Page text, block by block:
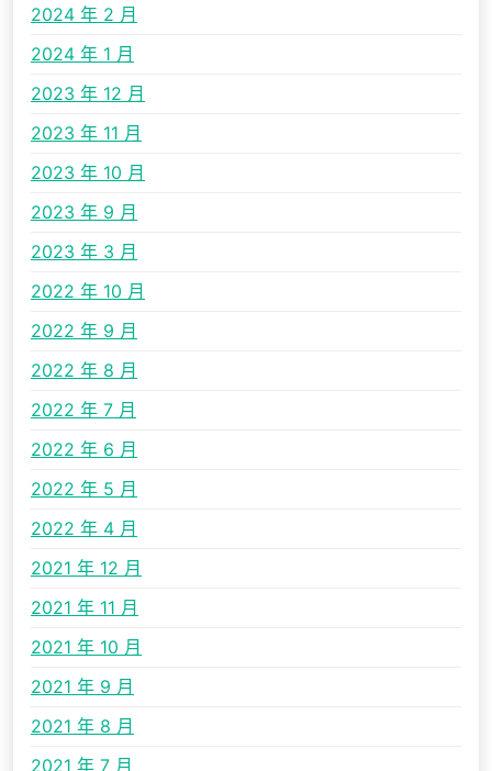
2024 年 2 月
2024 年 1 月
2023 年 12 月
2023 年 11 月
2023 年 10 月
2023 年 9 月
2023 年 3 月
2022 年 10 月
2022 年 9 月
2022 年 8 月
2022 年 7 月
2022 年 6 月
2022 年 5 月
2022 年 4 月
2021 年 12 月
2021 年 11 月
2021 年 10 月
2021 年 9 月
2021 年 8 月
2021 年 7 月